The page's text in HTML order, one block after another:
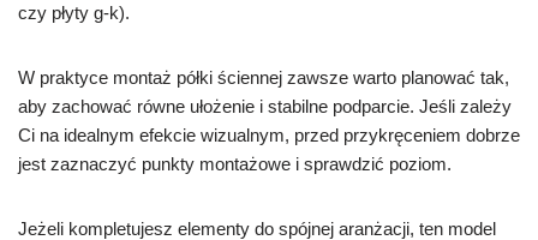
czy płyty g-k).
W praktyce montaż półki ściennej zawsze warto planować tak,
aby zachować równe ułożenie i stabilne podparcie. Jeśli zależy
Ci na idealnym efekcie wizualnym, przed przykręceniem dobrze
jest zaznaczyć punkty montażowe i sprawdzić poziom.
Jeżeli kompletujesz elementy do spójnej aranżacji, ten model